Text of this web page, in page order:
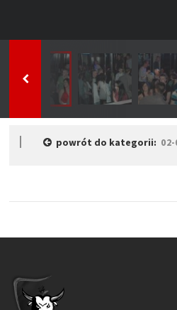
powrót do kategorii: